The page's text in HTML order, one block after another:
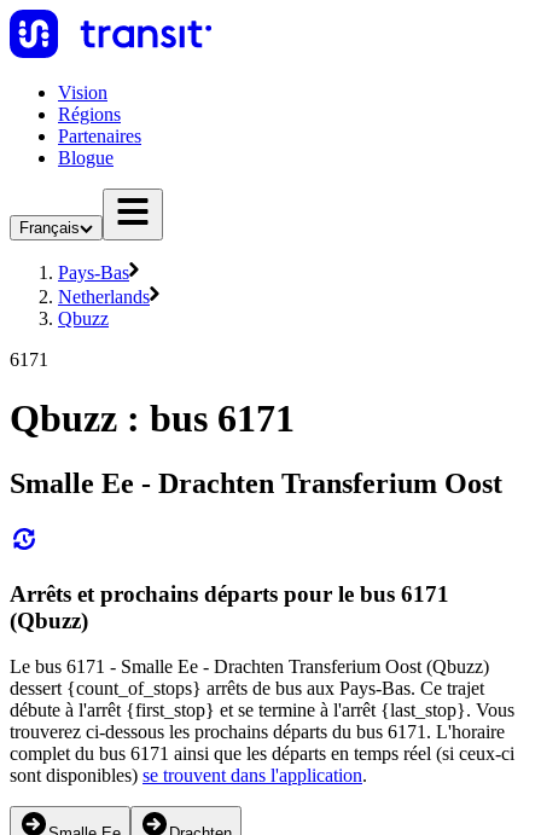
Vision
Régions
Partenaires
Blogue
Français
Pays-Bas
Netherlands
Qbuzz
6171
Qbuzz : bus 6171
Smalle Ee - Drachten Transferium Oost
Arrêts et prochains départs pour le bus 6171
(Qbuzz)
Le bus 6171 - Smalle Ee - Drachten Transferium Oost (Qbuzz)
dessert {count_of_stops} arrêts de bus aux Pays-Bas. Ce trajet
débute à l'arrêt {first_stop} et se termine à l'arrêt {last_stop}. Vous
trouverez ci-dessous les prochains départs du bus 6171. L'horaire
complet du bus 6171 ainsi que les départs en temps réel (si ceux-ci
sont disponibles) se trouvent dans l'application.